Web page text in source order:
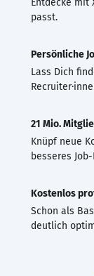
passt.
Persönliche
Lass Dich
21 Mio.
Knüpf neue
besseres
Kostenlos
Schon als
deutlich